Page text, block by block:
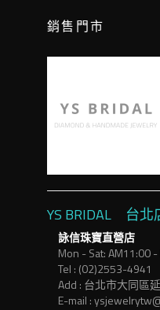
銷售門市
YS BRIDAL 台北
詠信珠寶直營店
Mon - Sat: AM11:00 -
Tel : (02)2553-4941
Add : 台北市大同區
E-mail :